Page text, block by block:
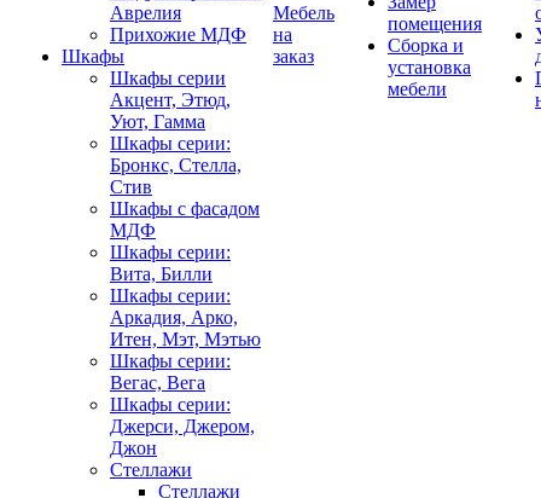
Аврелия
Прихожие МДФ
Шкафы
Шкафы серии
Акцент, Этюд,
Уют, Гамма
Шкафы серии:
Бронкс, Стелла,
Стив
Шкафы с фасадом
МДФ
Шкафы серии:
Вита, Билли
Шкафы серии:
Аркадия, Арко,
Итен, Мэт, Мэтью
Шкафы серии:
Вегас, Вега
Шкафы серии:
Джерси, Джером,
Джон
Стеллажи
Стеллажи
Мебель
на
заказ
помещения
Сборка и
установка
мебели